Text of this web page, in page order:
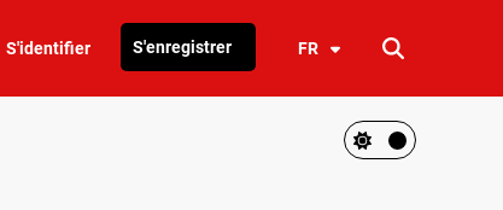
S'identifier S'enregistrer FR